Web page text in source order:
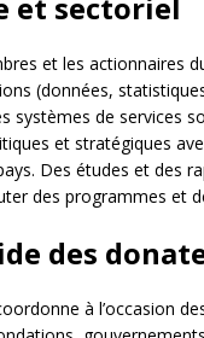
et les actionnaires
(données,
systèmes de services
et stratégiques
Des études et des
des programmes et
des
à l’occasion